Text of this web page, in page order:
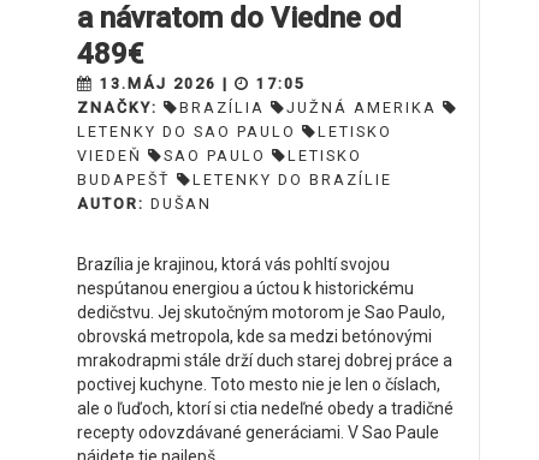
a návratom do Viedne od
489€
13.MÁJ 2026 |
17:05
ZNAČKY:
BRAZÍLIA
JUŽNÁ AMERIKA
LETENKY DO SAO PAULO
LETISKO
VIEDEŇ
SAO PAULO
LETISKO
BUDAPEŠŤ
LETENKY DO BRAZÍLIE
AUTOR: DUŠAN
Brazília je krajinou, ktorá vás pohltí svojou
nespútanou energiou a úctou k historickému
dedičstvu. Jej skutočným motorom je Sao Paulo,
obrovská metropola, kde sa medzi betónovými
mrakodrapmi stále drží duch starej dobrej práce a
poctivej kuchyne. Toto mesto nie je len o číslach,
ale o ľuďoch, ktorí si ctia nedeľné obedy a tradičné
recepty odovzdávané generáciami. V Sao Paule